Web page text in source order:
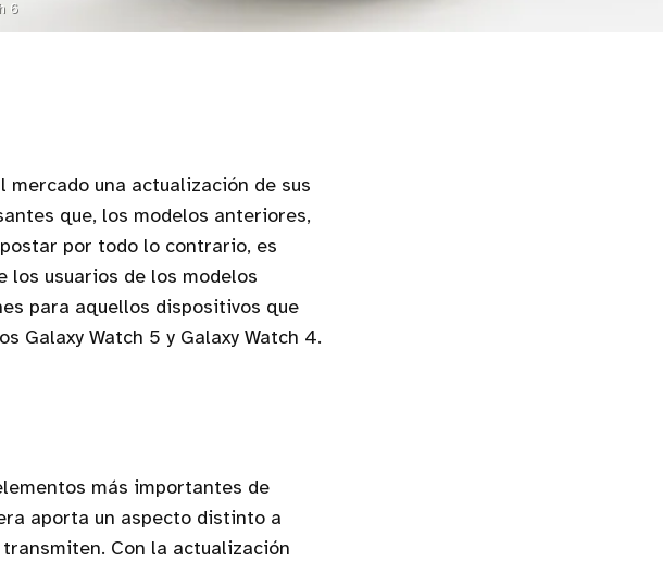
6
una actualización de sus
que, los modelos anteriores,
por todo lo contrario, es
los usuarios de los modelos
para aquellos dispositivos que
Galaxy Watch 5 y Galaxy Watch 4.
más importantes de
aporta un aspecto distinto a
Con la actualización